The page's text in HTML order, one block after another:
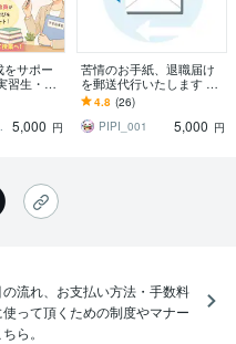
をサポー
習生・教
！元小
ト！
ター
5,000 円
苦情のお手紙、退職届け
を郵送代行いたします 匿
名おｋ。お礼のお手紙、
ファンレターにどうぞ。
4.8 (26)
PIPI_001
5,000 円
流れ、お支払い方法・手数料
って頂くための制度やマナー
ら。